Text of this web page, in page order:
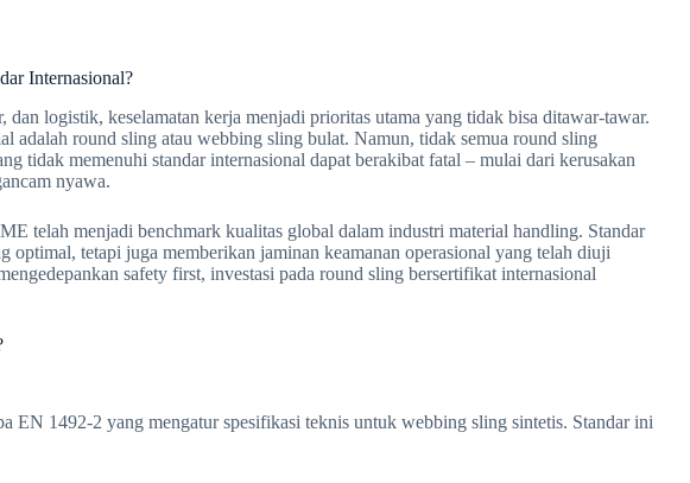
Internasional?
logistik, keselamatan kerja menjadi prioritas utama yang tidak bisa ditawar-tawar.
adalah round sling atau webbing sling bulat. Namun, tidak semua round sling
tidak memenuhi standar internasional dapat berakibat fatal – mulai dari kerusakan
nyawa.
telah menjadi benchmark kualitas global dalam industri material handling. Standar
optimal, tetapi juga memberikan jaminan keamanan operasional yang telah diuji
safety first, investasi pada round sling bersertifikat internasional
EN 1492-2 yang mengatur spesifikasi teknis untuk webbing sling sintetis. Standar ini